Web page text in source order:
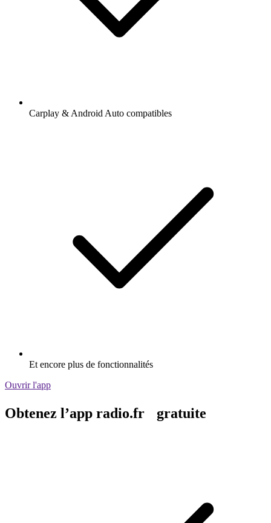
Carplay & Android Auto compatibles
Et encore plus de fonctionnalités
Ouvrir l'app
Obtenez l’app radio.fr gratuite